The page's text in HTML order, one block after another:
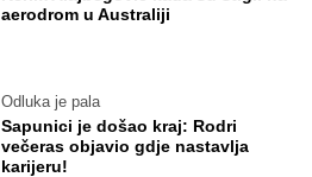
aerodrom u Australiji
Odluka je pala
Sapunici je došao kraj: Rodri
večeras objavio gdje nastavlja
karijeru!